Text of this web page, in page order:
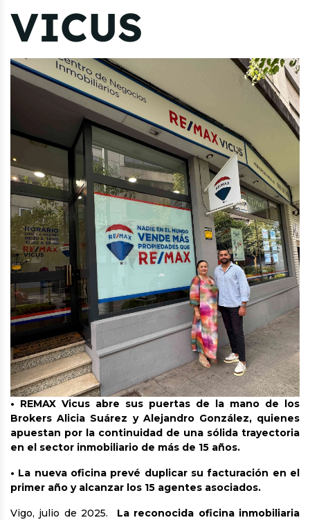
VICUS
• REMAX Vicus abre sus puertas de la mano de los
Brokers Alicia Suárez y Alejandro González, quienes
apuestan por la continuidad de una sólida trayectoria
en el sector inmobiliario de más de 15 años.
• La nueva oficina prevé duplicar su facturación en el
primer año y alcanzar los 15 agentes asociados.
Vigo, julio de 2025. La reconocida oficina inmobiliaria